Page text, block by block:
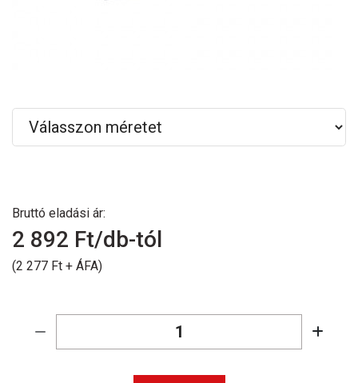
Bruttó eladási ár:
2 892 Ft/db-tól
(2 277 Ft + ÁFA)